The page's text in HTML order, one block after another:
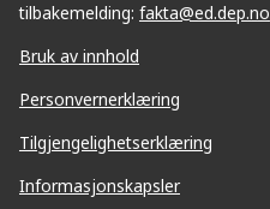
tilbakemelding: fakta@ed.dep.no
Bruk av innhold
Personvernerklæring
Tilgjengelighetserklæring
Informasjonskapsler